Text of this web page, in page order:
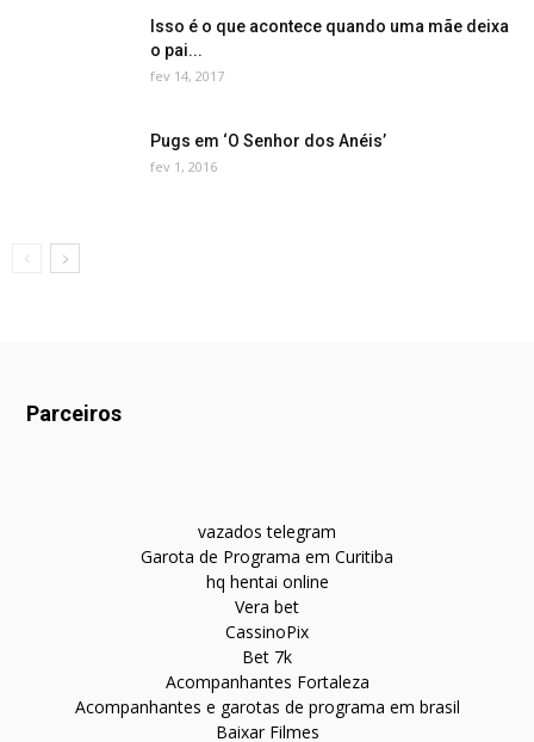
Isso é o que acontece quando uma mãe deixa
o pai...
fev 14, 2017
Pugs em ‘O Senhor dos Anéis’
fev 1, 2016
Parceiros
vazados telegram
Garota de Programa em Curitiba
hq hentai online
Vera bet
CassinoPix
Bet 7k
Acompanhantes Fortaleza
Acompanhantes e garotas de programa em brasil
Baixar Filmes